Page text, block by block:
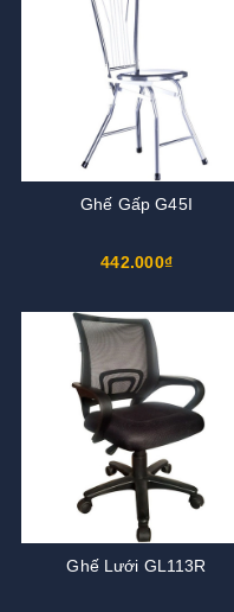
Ghế Gấp G45I
442.000₫
Ghế Lưới GL113R